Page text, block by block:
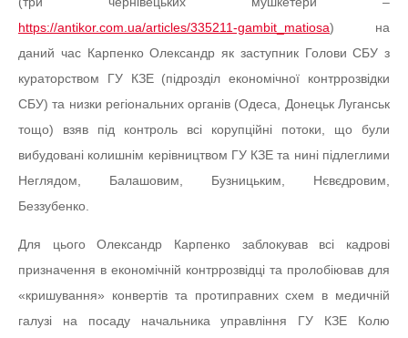
https://antikor.com.ua/articles/335211-gambit_matiosa) на
даний час Карпенко Олександр як заступник Голови СБУ з
кураторством ГУ КЗЕ (підрозділ економічної контррозвідки
СБУ) та низки регіональних органів (Одеса, Донецьк Луганськ
тощо) взяв під контроль всі корупційні потоки, що були
вибудовані колишнім керівництвом ГУ КЗЕ та нині підлеглими
Неглядом, Балашовим, Бузницьким, Нєвєдровим,
Беззубенко.
Для цього Олександр Карпенко заблокував всі кадрові
призначення в економічній контррозвідці та пролобіював для
«кришування» конвертів та протиправних схем в медичній
галузі на посаду начальника управління ГУ КЗЕ Колю